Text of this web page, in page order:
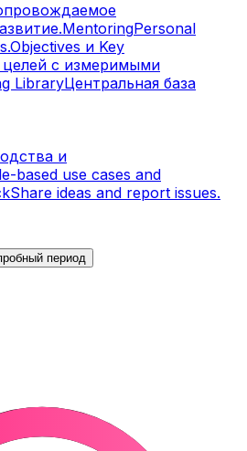
MentoringPersonal
Objectives и Key
целей с измеримыми
LibraryЦентральная база
и
based use cases and
Share ideas and report issues.
период